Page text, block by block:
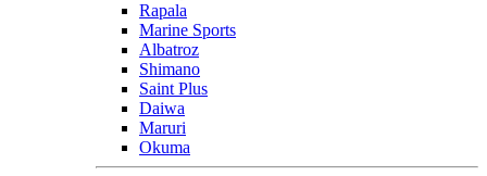
Rapala
Marine Sports
Albatroz
Shimano
Saint Plus
Daiwa
Maruri
Okuma